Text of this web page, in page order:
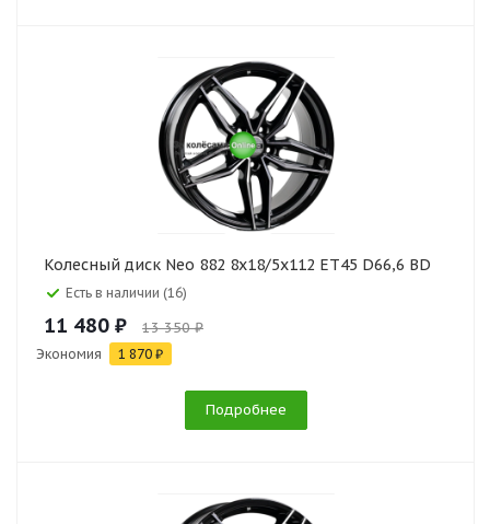
Колесный диск Neo 882 8x18/5x112 ET45 D66,6 BD
Есть в наличии (16)
11 480 ₽ 13 350 ₽
Экономия 1 870 ₽
Подробнее